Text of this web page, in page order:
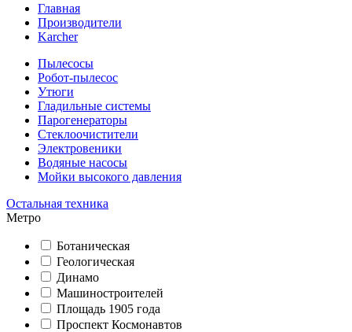
Главная
Производители
Karcher
Пылесосы
Робот-пылесос
Утюги
Гладильные системы
Парогенераторы
Стеклоочистители
Электровеники
Водяные насосы
Мойки высокого давления
Остальная техника
Метро
Ботаническая
Геологическая
Динамо
Машиностроителей
Площадь 1905 года
Проспект Космонавтов